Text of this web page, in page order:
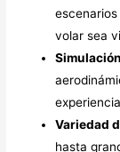
volar sea
Variedad
hasta